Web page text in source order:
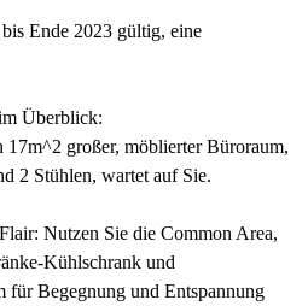
Ende 2023 gültig, eine
Überblick:
großer, möblierter Büroraum,
2 Stühlen, wartet auf Sie.
Nutzen Sie die Common Area,
Kühlschrank und
für Begegnung und Entspannung